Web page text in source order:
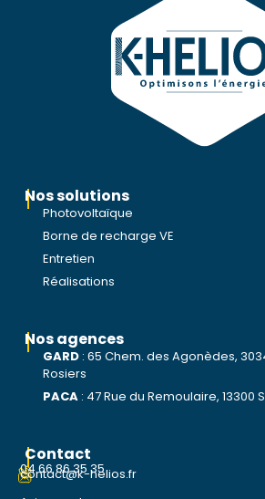
Nos solutions
Photovoltaïque
Borne de recharge VE
Entretien
Réalisations
Nos agences
GARD : 65 Chem. des Agonèdes,
Rosiers
PACA : 47 Rue du Remoulaire,
Contact
04 66 86 35 35
contact@k-helios.fr